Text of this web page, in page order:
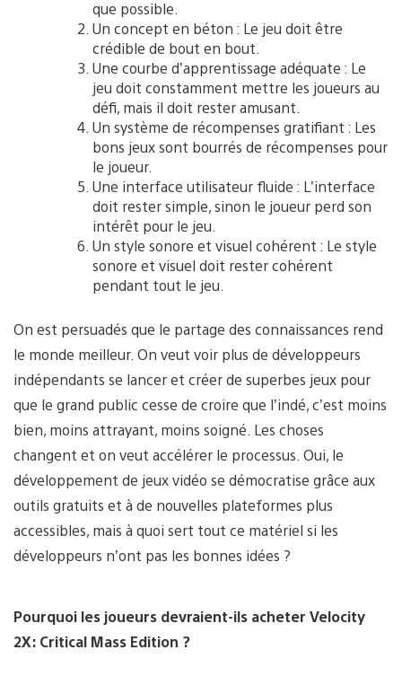
que possible.
Un concept en béton : Le jeu doit être
crédible de bout en bout.
Une courbe d’apprentissage adéquate : Le
jeu doit constamment mettre les joueurs au
défi, mais il doit rester amusant.
Un système de récompenses gratifiant : Les
bons jeux sont bourrés de récompenses pour
le joueur.
Une interface utilisateur fluide : L’interface
doit rester simple, sinon le joueur perd son
intérêt pour le jeu.
Un style sonore et visuel cohérent : Le style
sonore et visuel doit rester cohérent
pendant tout le jeu.
On est persuadés que le partage des connaissances rend
le monde meilleur. On veut voir plus de développeurs
indépendants se lancer et créer de superbes jeux pour
que le grand public cesse de croire que l’indé, c’est moins
bien, moins attrayant, moins soigné. Les choses
changent et on veut accélérer le processus. Oui, le
développement de jeux vidéo se démocratise grâce aux
outils gratuits et à de nouvelles plateformes plus
accessibles, mais à quoi sert tout ce matériel si les
développeurs n’ont pas les bonnes idées ?
Pourquoi les joueurs devraient-ils acheter Velocity
2X: Critical Mass Edition ?